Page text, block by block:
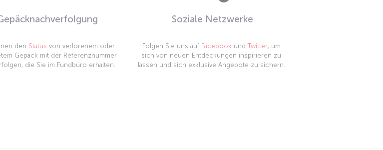
den Status von verlorenem oder
Gepäck mit der Referenznummer
die Sie im Fundbüro erhalten.
Soziale Netzwerke
Folgen Sie uns auf Facebook und Twitter, um
sich von neuen Entdeckungen inspirieren zu
lassen und sich exklusive Angebote zu sichern.